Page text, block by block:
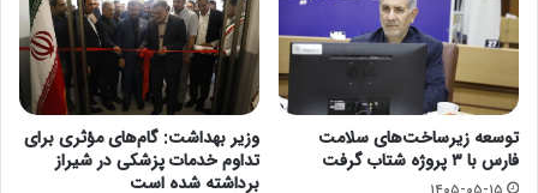
توسعه زیرساخت‌های سلامت
فارس با ۳ پروژه شتاب گرفت
وزیر بهداشت: گام‌های مؤثری برای
تداوم خدمات پزشکی در شیراز
برداشته شده است